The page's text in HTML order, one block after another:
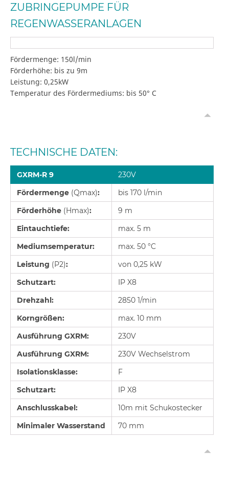
ZUBRINGEPUMPE FÜR
REGENWASSERANLAGEN
Fördermenge: 150l/min
Förderhöhe: bis zu 9m
Leistung: 0,25kW
Temperatur des Fördermediums: bis 50° C
TECHNISCHE DATEN:
GXRM-R 9
230V
Fördermenge (Qmax):
bis 170 l/min
Förderhöhe (Hmax):
9 m
Eintauchtiefe:
max. 5 m
Mediumsemperatur:
max. 50 °C
Leistung (P2):
von 0,25 kW
Schutzart:
IP X8
Drehzahl:
2850 1/min
Korngrößen:
max. 10 mm
Ausführung GXRM:
230V
Ausführung GXRM:
230V Wechselstrom
Isolationsklasse:
F
Schutzart:
IP X8
Anschlusskabel:
10m mit Schukostecker
Minimaler Wasserstand
70 mm